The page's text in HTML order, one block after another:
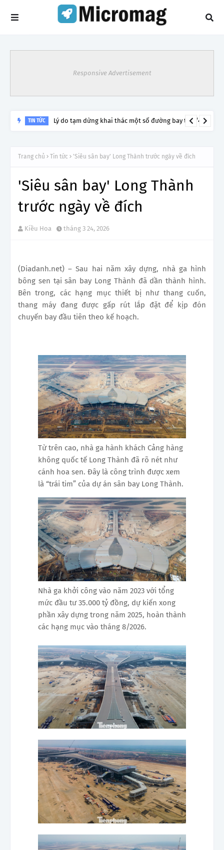
Responsive Advertisement
TIN TỨC Lý do tạm dừng khai thác một số đường bay từ 1/4
Trang chủ Tin tức 'Siêu sân bay' Long Thành trước ngày về đích
'Siêu sân bay' Long Thành
trước ngày về đích
Kiều Hoa tháng 3 24, 2026
(Diadanh.net) – Sau hai năm xây dựng, nhà ga hình
bông sen tại sân bay Long Thành đã dần thành hình.
Bên trong, các hạng mục thiết bị như thang cuốn,
thang máy đang được gấp rút lắp đặt để kịp đón
chuyến bay đầu tiên theo kế hoạch.
Từ trên cao, nhà ga hành khách Cảng hàng
không quốc tế Long Thành đã rõ nét như
cánh hoa sen. Đây là công trình được xem
là “trái tim” của dự án sân bay Long Thành.
Nhà ga khởi công vào năm 2023 với tổng
mức đầu tư 35.000 tỷ đồng, dự kiến xong
phần xây dựng trong năm 2025, hoàn thành
các hạng mục vào tháng 8/2026.